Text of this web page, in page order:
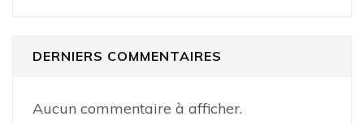
DERNIERS COMMENTAIRES
Aucun commentaire à afficher.